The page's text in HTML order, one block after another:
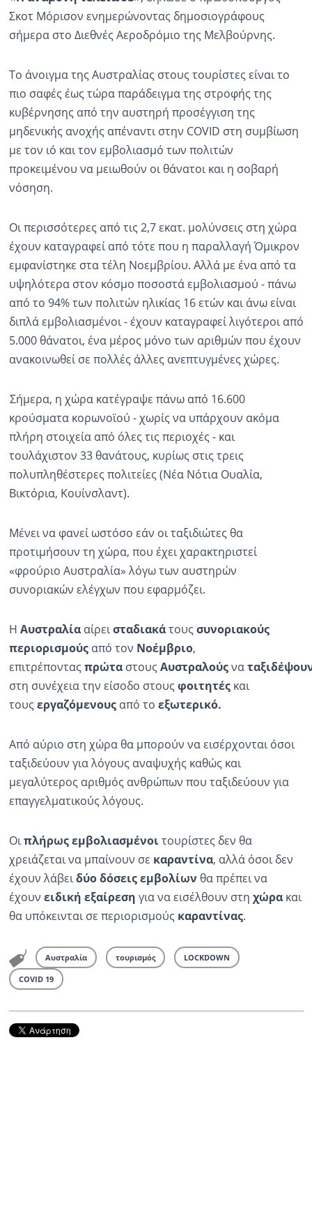
Ραδιόφωνο LIVE
Εκπομπές
Πολιτισμός
Σκοτ Μόρισον ενημερώνοντας δημοσιογράφους
σήμερα στο Διεθνές Αεροδρόμιο της Μελβούρνης.
Το άνοιγμα της Αυστραλίας στους τουρίστες είναι το
πιο σαφές έως τώρα παράδειγμα της στροφής της
κυβέρνησης από την αυστηρή προσέγγιση της
μηδενικής ανοχής απέναντι στην COVID στη συμβίωση
με τον ιό και τον εμβολιασμό των πολιτών
προκειμένου να μειωθούν οι θάνατοι και η σοβαρή
νόσηση.
Οι περισσότερες από τις 2,7 εκατ. μολύνσεις στη χώρα
έχουν καταγραφεί από τότε που η παραλλαγή Όμικρον
εμφανίστηκε στα τέλη Νοεμβρίου. Αλλά με ένα από τα
υψηλότερα στον κόσμο ποσοστά εμβολιασμού - πάνω
από το 94% των πολιτών ηλικίας 16 ετών και άνω είναι
διπλά εμβολιασμένοι - έχουν καταγραφεί λιγότεροι από
5.000 θάνατοι, ένα μέρος μόνο των αριθμών που έχουν
ανακοινωθεί σε πολλές άλλες ανεπτυγμένες χώρες.
Σήμερα, η χώρα κατέγραψε πάνω από 16.600
κρούσματα κορωνοϊού - χωρίς να υπάρχουν ακόμα
πλήρη στοιχεία από όλες τις περιοχές - και
τουλάχιστον 33 θανάτους, κυρίως στις τρεις
πολυπληθέστερες πολιτείες (Νέα Νότια Ουαλία,
Βικτόρια, Κουίνσλαντ).
Μένει να φανεί ωστόσο εάν οι ταξιδιώτες θα
προτιμήσουν τη χώρα, που έχει χαρακτηριστεί
«φρούριο Αυστραλία» λόγω των αυστηρών
συνοριακών ελέγχων που εφαρμόζει.
Η Αυστραλία αίρεισταδιακάτους συνοριακούς
περιορισμούςαπό τον Νοέμβριο,
επιτρέποντας πρώταστους Αυστραλούςνα
στη συνέχεια την είσοδο στους φοιτητέςκαι
τους εργαζόμενους από το εξωτερικό.
Από αύριο στη χώρα θα μπορούν να εισέρχονται όσοι
ταξιδεύουν για λόγους αναψυχής καθώς και
μεγαλύτερος αριθμός ανθρώπων που ταξιδεύουν για
επαγγελματικούς λόγους.
Οιπλήρως εμβολιασμένοιτουρίστες δεν θα
χρειάζεται να μπαίνουν σε καραντίνα, αλλά όσοι δεν
έχουν λάβειδύο δόσεις εμβολίων θα πρέπει να
έχουν ειδική εξαίρεση για να εισέλθουν στη χώρα και
θα υπόκεινται σε περιορισμούς καραντίνας.
Αυστραλία τουρισμός LOCKDOWN
COVID 19